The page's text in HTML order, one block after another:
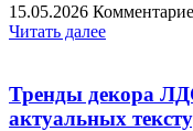
15.05.2026
Читать далее
Тренды декора
актуальных